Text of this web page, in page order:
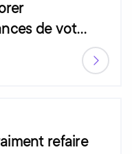
de votre
refaire